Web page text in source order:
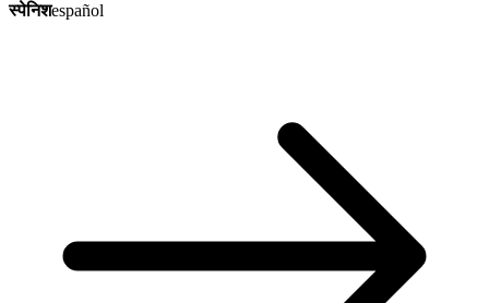
स्पेनिशespañol